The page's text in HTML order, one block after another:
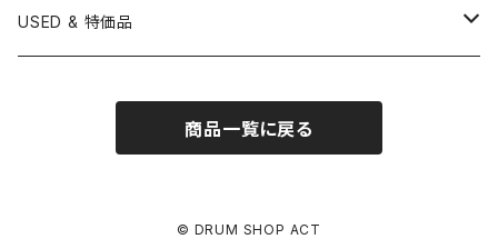
GRETSCH
ISTANBUL MEHMET
HAND PAN
TAMBOURINE
VIBRAPHONE
打楽器ソロ
GONG
Single Pedal
Hadware Kits
Clamps&Attachment
Rhythm & Drums magazine
PERCUSSION CASE
ACCESSORY
HI-HAT
ZIldjian 選定シンバル
2024年Pearl台湾ファクトリーツアー記念品
2024年トルコツアーシンバル
USED & 特価品
商品一覧に戻る
© DRUM SHOP ACT